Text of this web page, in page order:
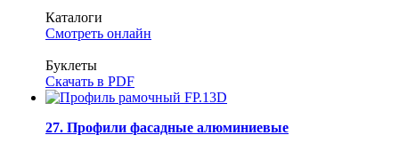
Каталоги
Смотреть онлайн
Буклеты
Скачать в PDF
27. Профили фасадные алюминиевые